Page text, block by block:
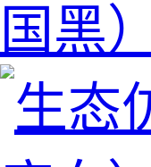
国黑）